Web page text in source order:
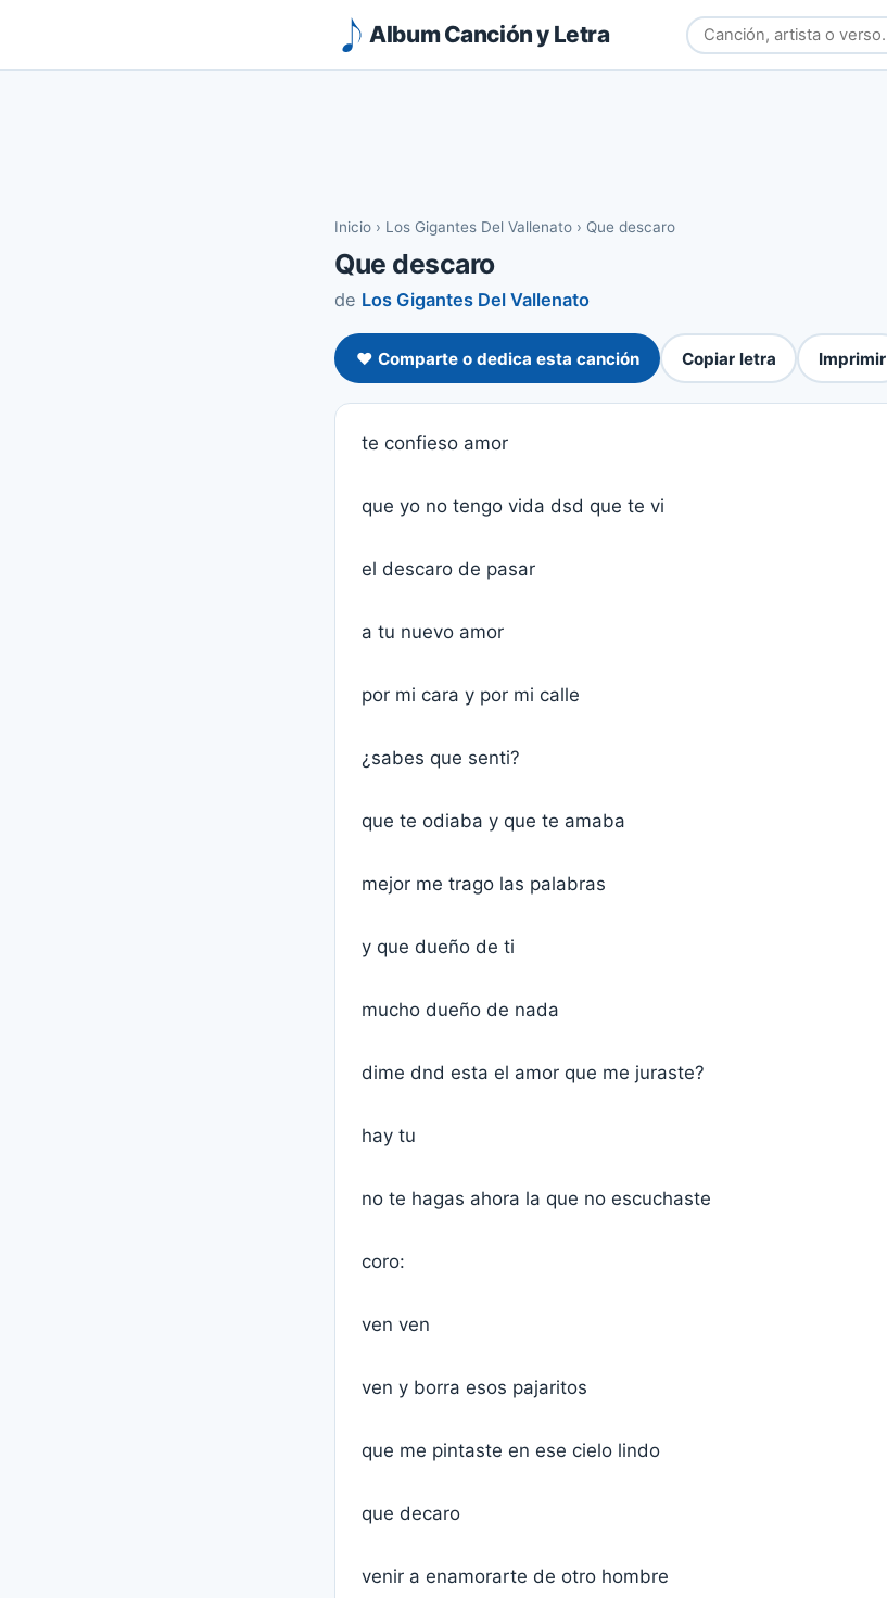
Album Canción y Letra
Inicio › Los Gigantes Del Vallenato › Que descaro
Que descaro
de Los Gigantes Del Vallenato
❤️ Comparte o dedica esta canción Copiar letra Imprimir
te confieso amor
que yo no tengo vida dsd que te vi
el descaro de pasar
a tu nuevo amor
por mi cara y por mi calle
¿sabes que senti?
que te odiaba y que te amaba
mejor me trago las palabras
y que dueño de ti
mucho dueño de nada
dime dnd esta el amor que me juraste?
hay tu
no te hagas ahora la que no escuchaste
coro:
ven ven
ven y borra esos pajaritos
que me pintaste en ese cielo lindo
que decaro
venir a enamorarte de otro hombre